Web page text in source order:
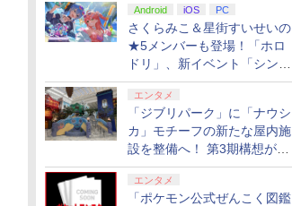
Android iOS PC
さくらみこ＆星街すいせいの
★5メンバーも登場！「ホロ
ドリ」、新イベント「シンク
ロする夏のスパークル」がス
タート
エンタメ
「ジブリパーク」に「ナウシ
カ」モチーフの新たな屋内施
設を整備へ！ 第3期構想が公
開
エンタメ
「ポケモン公式ぜんこく図鑑